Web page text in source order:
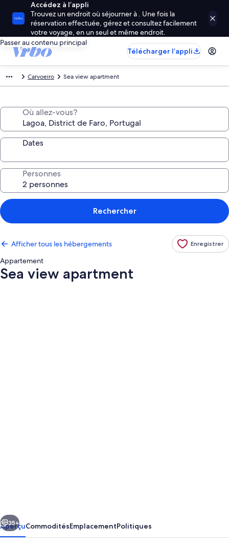
Accédez à l’appli
Trouvez un endroit où séjourner à . Une fois la
réservation effectuée, gérez et consultez facilement
votre voyage, en un seul et même endroit.
Passer au contenu principal
Télécharger l’appli
Carvoeiro Sea view apartment
Où allez-vous?
Dates
Personnes
Rechercher
Afficher tous les hébergements Enregistrer
Appartement
Sea view apartment
Suivant
35+
AperçuCommoditésEmplacementPolitiques